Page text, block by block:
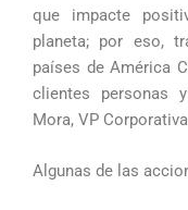
que impacte
planeta; por eso,
países de América
clientes personas
Mora, VP
Algunas de las